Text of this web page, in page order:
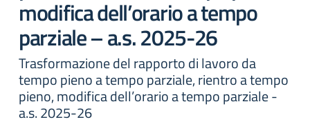
modifica dell’orario a tempo
parziale – a.s. 2025-26
Trasformazione del rapporto di lavoro da
tempo pieno a tempo parziale, rientro a tempo
pieno, modifica dell’orario a tempo parziale -
a.s. 2025-26